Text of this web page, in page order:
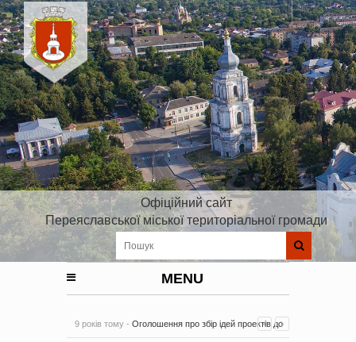
Офіційний сайт
Переяславської міської територіальної громади
MENU
9 років тому - Оголошення про збір ідей проектів до